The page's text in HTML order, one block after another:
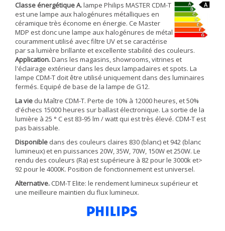
Classe énergétique A.lampe Philips MASTER CDM-T
est une lampe aux halogénures métalliques en
céramique très économe en énergie. Ce Master
MDP est donc une lampe aux halogénures de métal
couramment utilisé avec filtre UV et se caractérise
par sa lumière brillante et excellente stabilité des couleurs.
Application.Dans les magasins, showrooms, vitrines et
l'éclairage extérieur dans les deux lampadaires et spots. La
lampe CDM-T doit être utilisé uniquement dans des luminaires
fermés. Equipé de base de la lampe de G12.
La vie du Maître CDM-T. Perte de 10% à 12000 heures, et 50%
d'échecs 15000 heures sur ballast électronique. La sortie de la
lumière à 25 ° C est 83-95 lm / watt qui est très élevé. CDM-T est
pas baissable.
Disponible dans des couleurs claires 830 (blanc) et 942 (blanc
lumineux) et en puissances 20W, 35W, 70W, 150W et 250W. Le
rendu des couleurs (Ra) est supérieure à 82 pour le 3000k et>
92 pour le 4000K. Position de fonctionnement est universel.
Alternative. CDM-T Elite: le rendement lumineux supérieur et
une meilleure maintien du flux lumineux.